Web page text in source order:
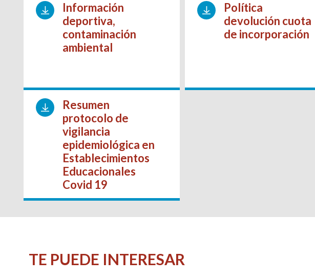
Información
deportiva,
contaminación
ambiental
Política
devolución cuota
de incorporación
Resumen
protocolo de
vigilancia
epidemiológica en
Establecimientos
Educacionales
Covid 19
TE PUEDE INTERESAR